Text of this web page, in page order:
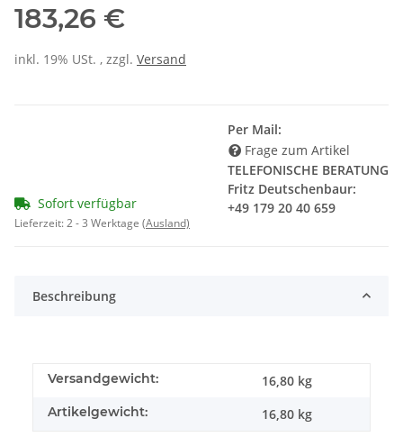
183,26 €
inkl. 19% USt. , zzgl. Versand
Sofort verfügbar
Lieferzeit:2 - 3 Werktage (Ausland)
Per Mail:
Frage zum Artikel
TELEFONISCHE BERATUNG
Fritz Deutschenbaur:
+49 179 20 40 659
Beschreibung
Versandgewicht: 16,80 kg
Artikelgewicht: 16,80 kg